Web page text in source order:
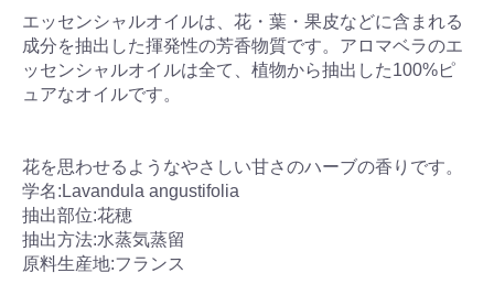
エッセンシャルオイルは、花・葉・果皮などに含まれる
成分を抽出した揮発性の芳香物質です。アロマベラのエ
ッセンシャルオイルは全て、植物から抽出した100%ピ
ュアなオイルです。
花を思わせるようなやさしい甘さのハーブの香りです。
学名:Lavandula angustifolia
抽出部位:花穂
抽出方法:水蒸気蒸留
原料生産地:フランス